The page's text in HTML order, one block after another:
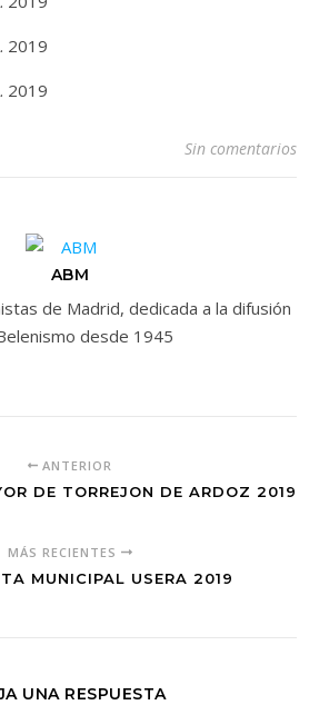
Sin comentarios
ABM
de Madrid, dedicada a la difusión
desde 1945
ANTERIOR
DE TORREJON DE ARDOZ 2019
MÁS RECIENTES
MUNICIPAL USERA 2019
UNA RESPUESTA